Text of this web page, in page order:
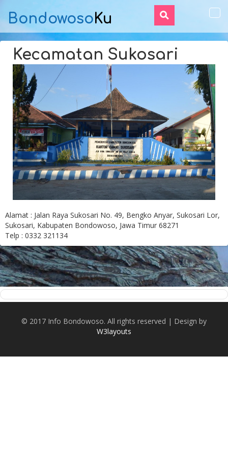
BondowosoKu
Kecamatan Sukosari
Alamat : Jalan Raya Sukosari No. 49, Bengko Anyar, Sukosari Lor,
Sukosari, Kabupaten Bondowoso, Jawa Timur 68271
Telp : 0332 321134
© 2017 Info Bondowoso. All rights reserved | Design by
W3layouts